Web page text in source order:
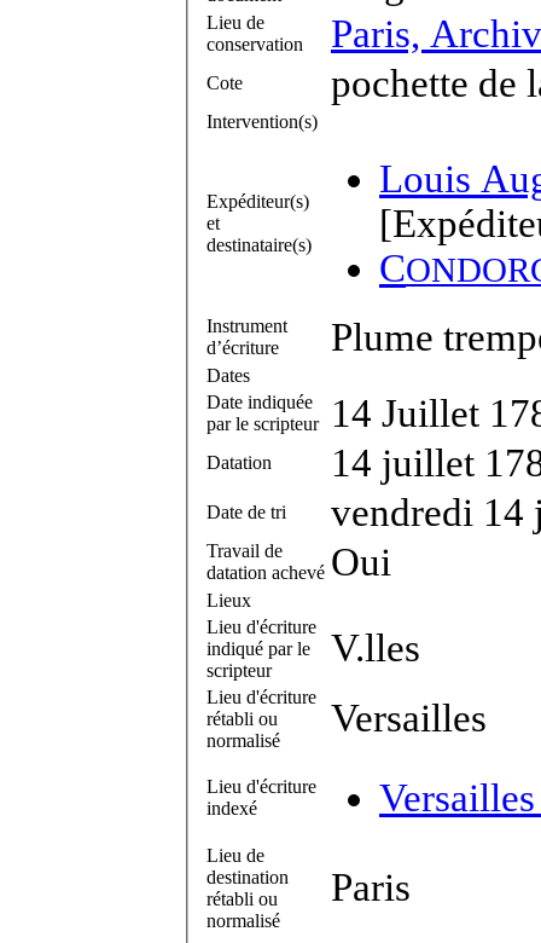
Lieu de
conservation
Paris,
Cote pochette de
Intervention(s)
Expéditeur(s)
et
destinataire(s)
Louis
C
Instrument
d’écriture
Plume
Dates
Date indiquée
par le scripteur
14 Juillet
Datation 14 juillet
Date de tri vendredi 14
Travail de
datation achevé Oui
Lieux
Lieu d'écriture
indiqué par le
scripteur
V.lles
Lieu d'écriture
rétabli ou
normalisé
Versailles
Lieu d'écriture
indexé
Lieu de
destination
rétabli ou
normalisé
Paris